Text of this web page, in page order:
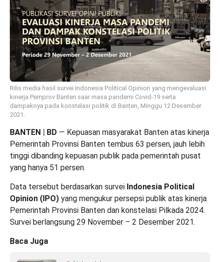
Rilis media hasil survei Indonesia Political Opinion yang mengevaluasi
kinerja Pemprov Banten saar masa pandemi Covid-19 serta
dampaknya pada konstelasi politik di Banten, Minggu 12 Desember
2021.
BANTEN | BD — Kepuasan masyarakat Banten atas kinerja
Pemerintah Provinsi Banten tembus 63 persen, jauh lebih
tinggi dibanding kepuasan publik pada pemerintah pusat
yang hanya 51 persen.
Data tersebut berdasarkan survei Indonesia Political
Opinion (IPO) yang mengukur persepsi publik atas kinerja
Pemerintah Provinsi Banten dan konstelasi Pilkada 2024.
Survei berlangsung 29 November – 2 Desember 2021.
Baca Juga